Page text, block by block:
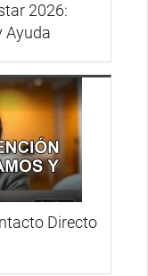
2026:
Ayuda
Directo